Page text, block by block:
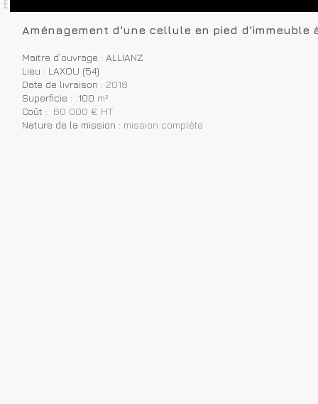
Aménagement d'une cellule en pied d'immeuble à
Maitre d’ouvrage : ALLIANZ
Lieu : LAXOU (54)
Date de livraison : 2018
Superficie : 100 m²
Coût : 60 000 € HT
Nature de la mission : mission complète